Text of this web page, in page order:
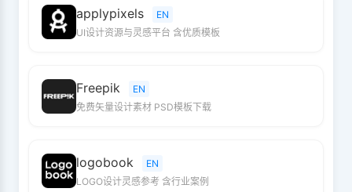
applypixels
EN
UI设计资源与灵感平台 含优质模板
Freepik
EN
免费矢量设计素材 PSD模板下载
logobook
EN
LOGO设计灵感参考 含行业案例